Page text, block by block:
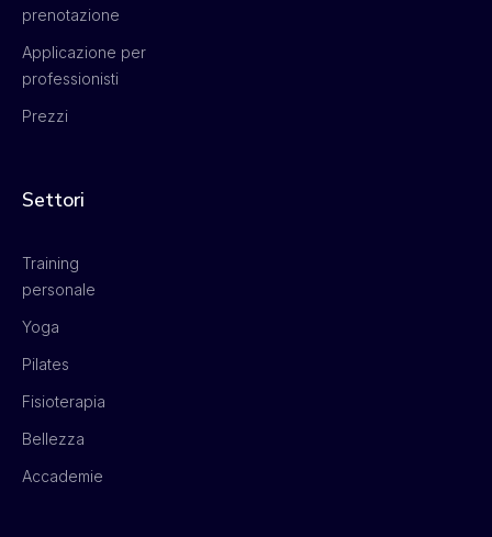
prenotazione
Applicazione per
professionisti
Prezzi
Settori
Training
personale
Yoga
Pilates
Fisioterapia
Bellezza
Accademie